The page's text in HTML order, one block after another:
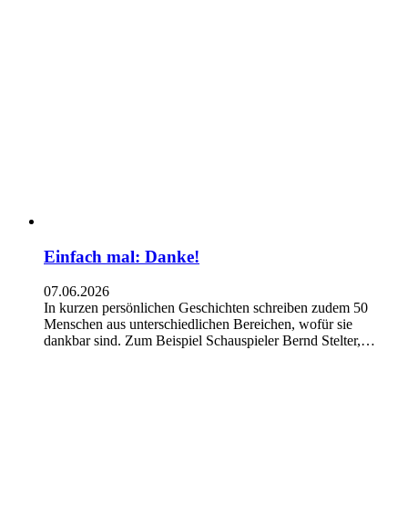
Einfach mal: Danke!
07.06.2026
In kurzen persönlichen Geschichten schreiben zudem 50
Menschen aus unterschiedlichen Bereichen, wofür sie
dankbar sind. Zum Beispiel Schauspieler Bernd Stelter,…